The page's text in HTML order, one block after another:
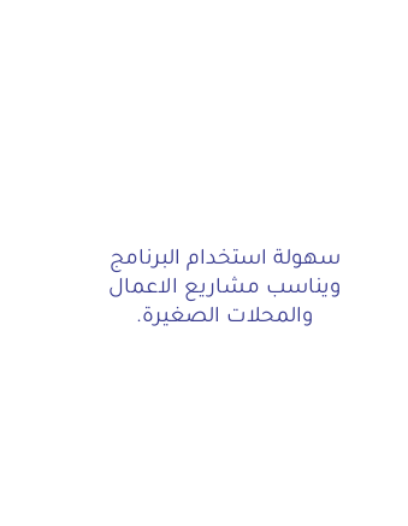
سهولة استخدام البرنامج
ويناسب مشاريع الاعمال
والمحلات الصغيرة.